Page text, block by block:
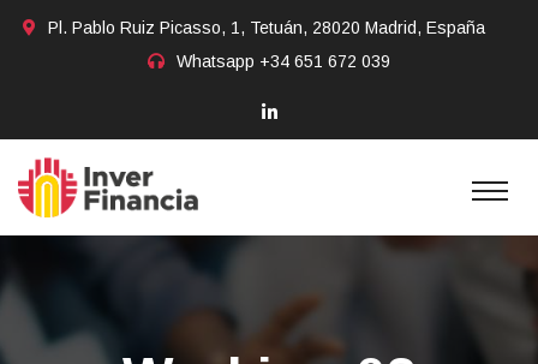
Pl. Pablo Ruiz Picasso, 1, Tetuán, 28020 Madrid, España
Whatsapp +34 651 672 039